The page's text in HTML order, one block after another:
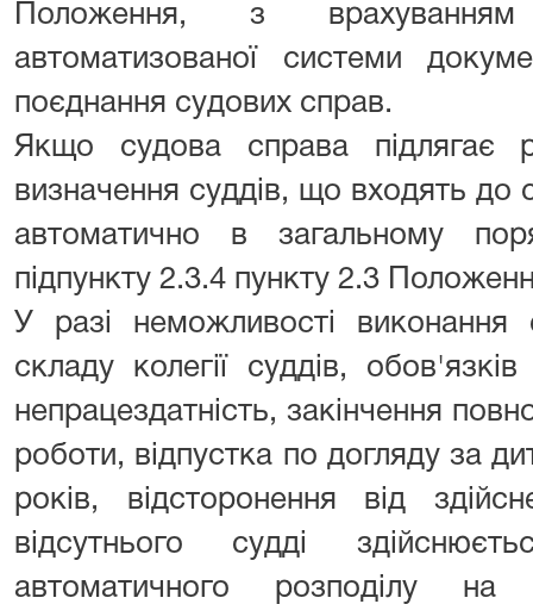
Положення, з
автоматизованої системи
поєднання судових справ.
Якщо судова справа підлягає
визначення суддів, що входять до
автоматично в загальному
підпункту 2.3.4 пункту 2.3
У разі неможливості
складу колегії суддів,
непрацездатність, закінчення
роботи, відпустка по догляду за
років, відсторонення від
відсутнього судді
автоматичного розподілу на